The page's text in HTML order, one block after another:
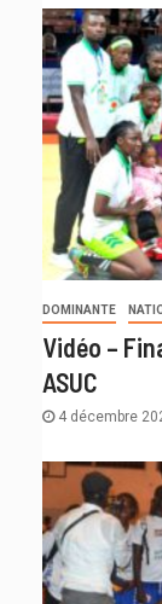
DOMINANTE
Vidéo –
ASUC
4 décembre